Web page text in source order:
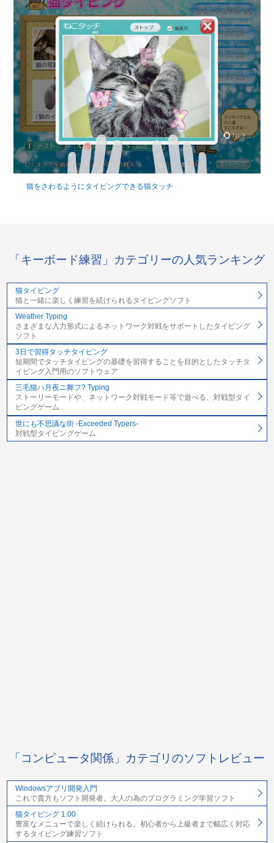
猫をさわるようにタイピングできる猫タッチ
「キーボード練習」カテゴリーの人気ランキング
猫タイピング
猫と一緒に楽しく練習を続けられるタイピングソフト
Weather Typing
さまざまな入力形式によるネットワーク対戦をサポートしたタイピング
ソフト
3日で習得タッチタイピング
短期間でタッチタイピングの基礎を習得することを目的としたタッチタ
イピング入門用のソフトウェア
三毛猫ハ月夜ニ舞フ? Typing
ストーリーモードや、ネットワーク対戦モード等で遊べる、対戦型タイ
ピングゲーム
世にも不思議な街 -Exceeded Typers-
対戦型タイピングゲーム
「コンピュータ関係」カテゴリのソフトレビュー
Windowsアプリ開発入門
これで貴方もソフト開発者。大人の為のプログラミング学習ソフト
猫タイピング 1.00
豊富なメニューで楽しく続けられる。初心者から上級者まで幅広く対応
するタイピング練習ソフト